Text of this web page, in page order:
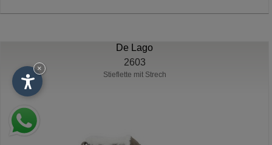
De Lago
2603
Stieflette mit Strech
×